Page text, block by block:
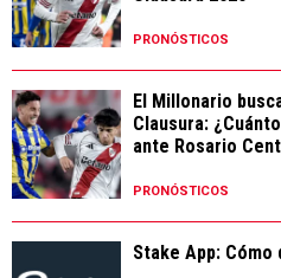
PRONÓSTICOS
El Millonario
Clausura:
ante Rosario
PRONÓSTICOS
Stake App: Cómo